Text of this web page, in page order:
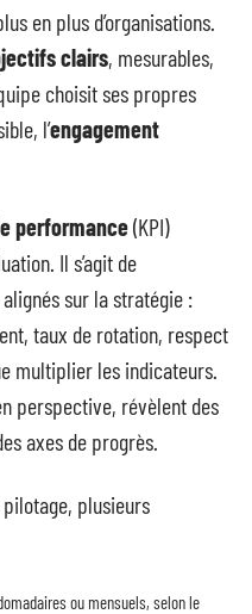
en plus d’organisations.
clairs, mesurables,
choisit ses propres
l’engagement
performance(KPI)
Il s’agit de
sur la stratégie :
taux de rotation, respect
multiplier les indicateurs.
perspective, révèlent des
axes de progrès.
plusieurs
ou mensuels, selon le